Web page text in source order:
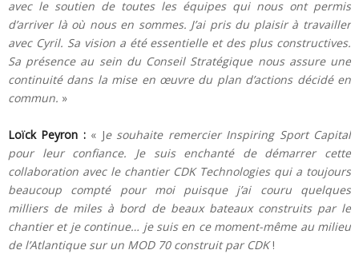
avec le soutien de toutes les équipes qui nous ont permis
d’arriver là où nous en sommes. J’ai pris du plaisir à travailler
avec Cyril. Sa vision a été essentielle et des plus constructives.
Sa présence au sein du Conseil Stratégique nous assure une
continuité dans la mise en œuvre du plan d’actions décidé en
commun. »
Loïck Peyron :« Je souhaite remercier Inspiring Sport Capital
pour leur confiance. Je suis enchanté de démarrer cette
collaboration avec le chantier CDK Technologies qui a toujours
beaucoup compté pour moi puisque j’ai couru quelques
milliers de miles à bord de beaux bateaux construits par le
chantier et je continue… je suis en ce moment-même au milieu
de l’Atlantique sur un MOD 70 construit par CDK!